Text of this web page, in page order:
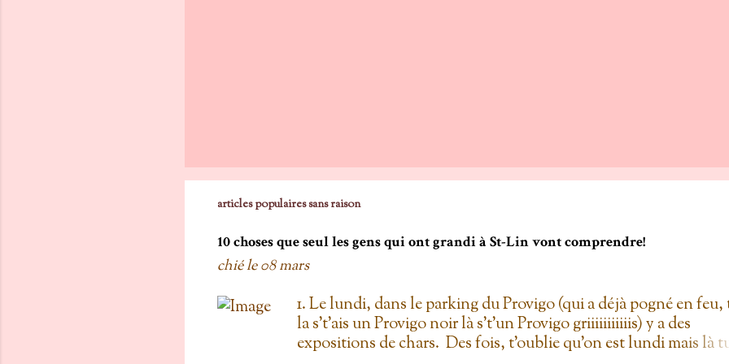
articles populaires sans raison
10 choses que seul les gens qui ont grandi à St-Lin vont comprendre!
chié le08 mars
1. Le lundi, dans le parking du Provigo (qui a déjà pogné en feu,
la s't'ais un Provigo noir là s't'un Provigo griiiiiiiiiiis) y a des
expositions de chars. Des fois, t'oublie qu'on est lundi mais là